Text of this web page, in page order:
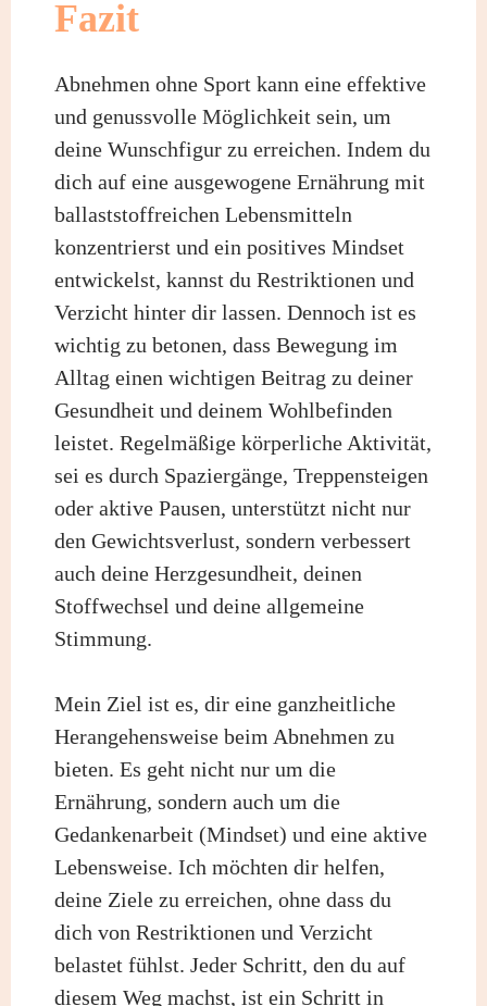
Fazit
Abnehmen ohne Sport kann eine effektive
und genussvolle Möglichkeit sein, um
deine Wunschfigur zu erreichen. Indem du
dich auf eine ausgewogene Ernährung mit
ballaststoffreichen Lebensmitteln
konzentrierst und ein positives Mindset
entwickelst, kannst du Restriktionen und
Verzicht hinter dir lassen. Dennoch ist es
wichtig zu betonen, dass Bewegung im
Alltag einen wichtigen Beitrag zu deiner
Gesundheit und deinem Wohlbefinden
leistet. Regelmäßige körperliche Aktivität,
sei es durch Spaziergänge, Treppensteigen
oder aktive Pausen, unterstützt nicht nur
den Gewichtsverlust, sondern verbessert
auch deine Herzgesundheit, deinen
Stoffwechsel und deine allgemeine
Stimmung.
Mein Ziel ist es, dir eine ganzheitliche
Herangehensweise beim Abnehmen zu
bieten. Es geht nicht nur um die
Ernährung, sondern auch um die
Gedankenarbeit (Mindset) und eine aktive
Lebensweise. Ich möchten dir helfen,
deine Ziele zu erreichen, ohne dass du
dich von Restriktionen und Verzicht
belastet fühlst. Jeder Schritt, den du auf
diesem Weg machst, ist ein Schritt in